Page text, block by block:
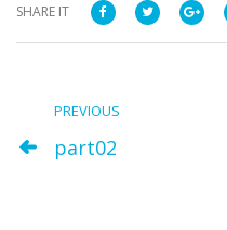
SHARE IT
PREVIOUS
part02